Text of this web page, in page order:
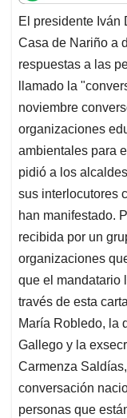
t
s
A
p
p
e
b
o
o
k
k
e
d
I
n
El presidente Iván
Casa de Nariño a
respuestas a las
llamado la
noviembre
organizaciones
ambientales para
pidió a los
sus interlocutores
han manifestado.
recibida por un
organizaciones
que el mandatario
través de esta
María Robledo, la
Gallego y la
Carmenza
conversación
personas que